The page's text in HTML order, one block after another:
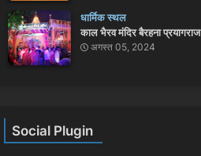
धार्मिक स्थल
काल भैरव मंदिर बैरहना प्रयागराज
अगस्त 05, 2024
Social Plugin